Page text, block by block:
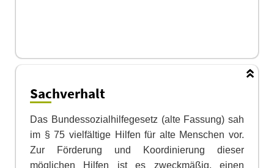
Sachverhalt
Das Bundessozialhilfegesetz (alte Fassung) sah
im § 75 vielfältige Hilfen für alte Menschen vor.
Zur Förderung und Koordinierung dieser
möglichen Hilfen ist es zweckmäßig, einen